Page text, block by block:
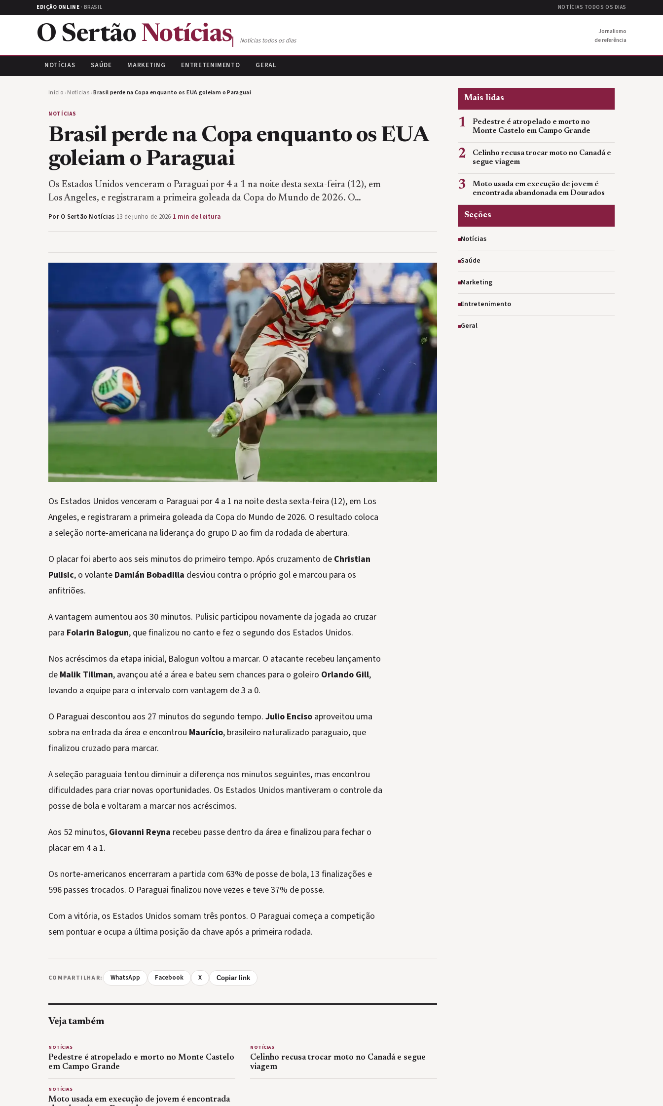
EDIÇÃO ONLINE · BRASIL NOTÍCIAS TODOS OS DIAS
O Sertão Notícias Notícias todos os dias
Jornalismo
de referência
NOTÍCIAS SAÚDE MARKETING ENTRETENIMENTO GERAL
Início ›Notícias ›Brasil perde na Copa enquanto os EUA goleiam o Paraguai
NOTÍCIAS
Brasil perde na Copa enquanto os EUA
goleiam o Paraguai
Os Estados Unidos venceram o Paraguai por 4 a 1 na noite desta sexta-feira (12), em
Los Angeles, e registraram a primeira goleada da Copa do Mundo de 2026. O…
Por O Sertão Notícias·13 de junho de 2026·1 min de leitura
Os Estados Unidos venceram o Paraguai por 4 a 1 na noite desta sexta-feira (12), em Los
Angeles, e registraram a primeira goleada da Copa do Mundo de 2026. O resultado coloca
a seleção norte-americana na liderança do grupo D ao fim da rodada de abertura.
O placar foi aberto aos seis minutos do primeiro tempo. Após cruzamento de Christian
Pulisic, o volante Damián Bobadilla desviou contra o próprio gol e marcou para os
anfitriões.
A vantagem aumentou aos 30 minutos. Pulisic participou novamente da jogada ao cruzar
para Folarin Balogun, que finalizou no canto e fez o segundo dos Estados Unidos.
Nos acréscimos da etapa inicial, Balogun voltou a marcar. O atacante recebeu lançamento
de Malik Tillman, avançou até a área e bateu sem chances para o goleiro Orlando Gill,
levando a equipe para o intervalo com vantagem de 3 a 0.
O Paraguai descontou aos 27 minutos do segundo tempo. Julio Enciso aproveitou uma
sobra na entrada da área e encontrou Maurício, brasileiro naturalizado paraguaio, que
finalizou cruzado para marcar.
A seleção paraguaia tentou diminuir a diferença nos minutos seguintes, mas encontrou
dificuldades para criar novas oportunidades. Os Estados Unidos mantiveram o controle da
posse de bola e voltaram a marcar nos acréscimos.
Aos 52 minutos, Giovanni Reyna recebeu passe dentro da área e finalizou para fechar o
placar em 4 a 1.
Os norte-americanos encerraram a partida com 63% de posse de bola, 13 finalizações e
596 passes trocados. O Paraguai finalizou nove vezes e teve 37% de posse.
Com a vitória, os Estados Unidos somam três pontos. O Paraguai começa a competição
sem pontuar e ocupa a última posição da chave após a primeira rodada.
COMPARTILHAR: WhatsApp Facebook X Copiar link
Veja também
NOTÍCIAS
Pedestre é atropelado e morto no Monte Castelo
em Campo Grande
NOTÍCIAS
Celinho recusa trocar moto no Canadá e segue
viagem
NOTÍCIAS
Moto usada em execução de jovem é encontrada
Mais lidas
1
Pedestre é atropelado e morto no
Monte Castelo em Campo Grande
2
Celinho recusa trocar moto no Canadá e
segue viagem
3
Moto usada em execução de jovem é
encontrada abandonada em Dourados
Seções
Notícias
Saúde
Marketing
Entretenimento
Geral